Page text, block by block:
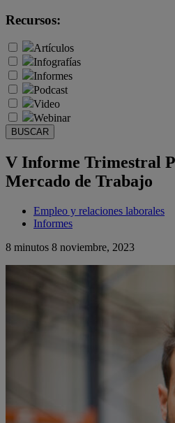
Recursos:
Artículos
Infografías
Informes
Podcast
Video
Webinar
BUSCAR
V Informe Trimestral
Mercado de Trabajo
Empleo y relaciones laborales
Informes
8 minutos 8 noviembre, 2023